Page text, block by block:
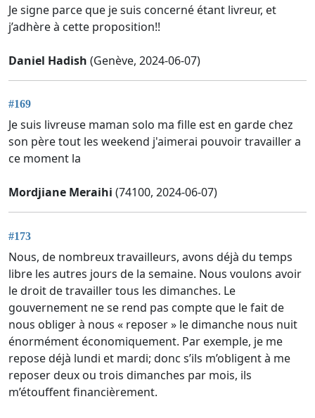
Je signe parce que je suis concerné étant livreur, et
j’adhère à cette proposition!!
Daniel Hadish (Genève, 2024-06-07)
#169
Je suis livreuse maman solo ma fille est en garde chez
son père tout les weekend j'aimerai pouvoir travailler a
ce moment la
Mordjiane Meraihi (74100, 2024-06-07)
#173
Nous, de nombreux travailleurs, avons déjà du temps
libre les autres jours de la semaine. Nous voulons avoir
le droit de travailler tous les dimanches. Le
gouvernement ne se rend pas compte que le fait de
nous obliger à nous « reposer » le dimanche nous nuit
énormément économiquement. Par exemple, je me
repose déjà lundi et mardi; donc s’ils m’obligent à me
reposer deux ou trois dimanches par mois, ils
m’étouffent financièrement.